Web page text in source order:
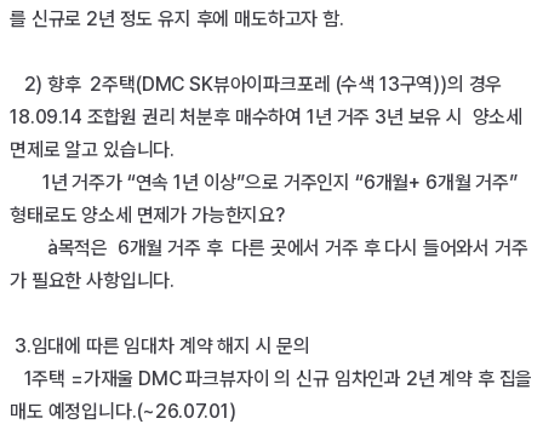
를 신규로 2년 정도 유지 후에 매도하고자 함.
2) 향후  2주택(DMC SK뷰아이파크포레 (수색 13구역))의 경우
18.09.14 조합원 권리 처분후 매수하여 1년 거주 3년 보유 시  양소세
면제로 알고 있습니다.
1년 거주가 “연속 1년 이상”으로 거주인지 “6개월+ 6개월 거주”
형태로도 양소세 면제가 가능한지요?
à목적은  6개월 거주 후  다른 곳에서 거주 후 다시 들어와서 거주
가 필요한 사항입니다.
3.임대에 따른 임대차 계약 해지 시 문의
1주택 =가재울 DMC 파크뷰자이 의 신규 임차인과 2년 계약 후 집을
매도 예정입니다.(~26.07.01)